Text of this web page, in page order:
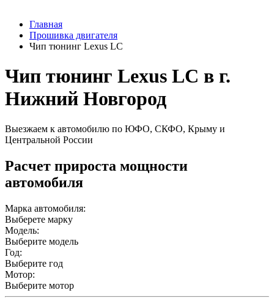
Главная
Прошивка двигателя
Чип тюнинг Lexus LC
Чип тюнинг Lexus LC в г.
Нижний Новгород
Выезжаем к автомобилю по ЮФО, СКФО, Крыму и
Центральной России
Расчет прироста мощности
автомобиля
Марка автомобиля:
Выберете марку
Модель:
Выберите модель
Год:
Выберите год
Мотор:
Выберите мотор